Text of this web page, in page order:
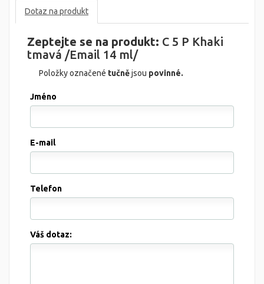
Dotaz na produkt
Zeptejte se na produkt: C 5 P Khaki
tmavá /Email 14 ml/
Položky označené tučnějsou povinné.
Jméno
E-mail
Telefon
Váš dotaz: